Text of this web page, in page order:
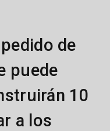
pedido de
puede
10
a los